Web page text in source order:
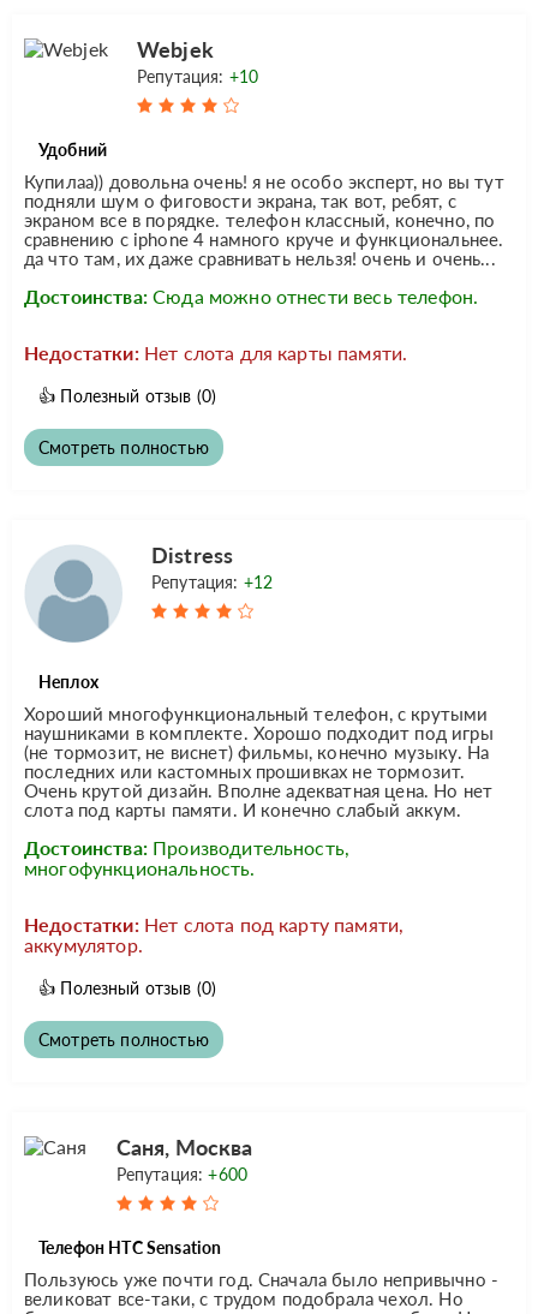
Webjek
Репутация: +10
Удобний
Купилаа)) довольна очень! я не особо эксперт, но вы тут
подняли шум о фиговости экрана, так вот, ребят, с
экраном все в порядке. телефон классный, конечно, по
сравнению с iphone 4 намного круче и функциональнее.
да что там, их даже сравнивать нельзя! очень и очень...
Достоинства: Сюда можно отнести весь телефон.
Недостатки: Нет слота для карты памяти.
👍 Полезный отзыв (0)
Смотреть полностью
Distress
Репутация: +12
Неплох
Хороший многофункциональный телефон, с крутыми
наушниками в комплекте. Хорошо подходит под игры
(не тормозит, не виснет) фильмы, конечно музыку. На
последних или кастомных прошивках не тормозит.
Очень крутой дизайн. Вполне адекватная цена. Но нет
слота под карты памяти. И конечно слабый аккум.
Достоинства: Производительность,
многофункциональность.
Недостатки: Нет слота под карту памяти,
аккумулятор.
👍 Полезный отзыв (0)
Смотреть полностью
Саня, Москва
Репутация:+600
Телефон HTC Sensation
Пользуюсь уже почти год. Сначала было непривычно -
великоват все-таки, с трудом подобрала чехол. Но